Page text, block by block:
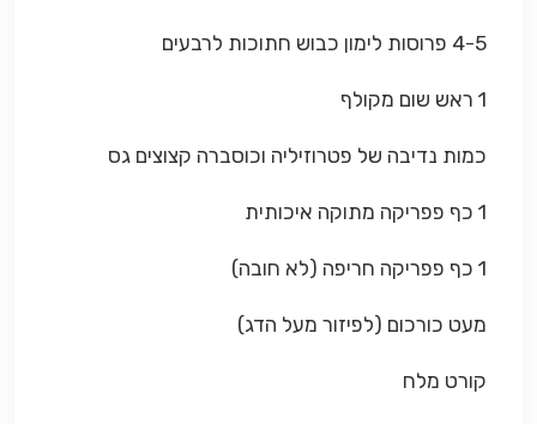
4-5 פרוסות לימון כבוש חתוכות לרבעים
1 ראש שום מקולף
כמות נדיבה של פטרוזיליה וכוסברה קצוצים גס
1 כף פפריקה מתוקה איכותית
1 כף פפריקה חריפה (לא חובה)
מעט כורכום (לפיזור מעל הדג)
קורט מלח